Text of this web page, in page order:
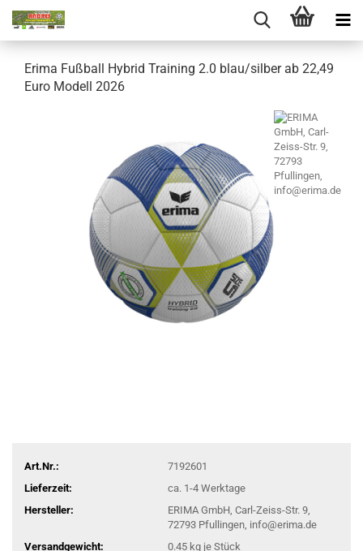
Erima Fußball Hybrid Training 2.0 blau/silber ab 22,49
Euro Modell 2026
Art.Nr.:
7192601
Lieferzeit:
ca. 1-4 Werktage
Hersteller:
ERIMA GmbH, Carl-Zeiss-Str. 9,
72793 Pfullingen, info@erima.de
Versandgewicht:
0.45kg je Stück